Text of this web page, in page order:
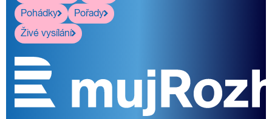
Pohádky
Pořady
Živé vysílání